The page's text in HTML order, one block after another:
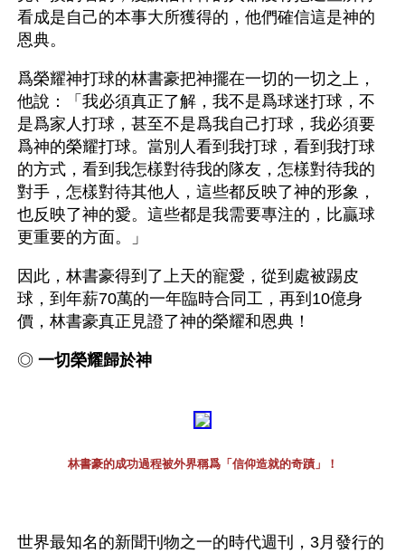
看成是自己的本事大所獲得的，他們確信這是神的
恩典。
爲榮耀神打球的林書豪把神擺在一切的一切之上，
他說：「我必須真正了解，我不是爲球迷打球，不
是爲家人打球，甚至不是爲我自己打球，我必須要
爲神的榮耀打球。當別人看到我打球，看到我打球
的方式，看到我怎樣對待我的隊友，怎樣對待我的
對手，怎樣對待其他人，這些都反映了神的形象，
也反映了神的愛。這些都是我需要專注的，比贏球
更重要的方面。」
因此，林書豪得到了上天的寵愛，從到處被踢皮
球，到年薪70萬的一年臨時合同工，再到10億身
價，林書豪真正見證了神的榮耀和恩典！
◎ 一切榮耀歸於神
林書豪的成功過程被外界稱爲「信仰造就的奇蹟」！
世界最知名的新聞刊物之一的時代週刊，3月發行的